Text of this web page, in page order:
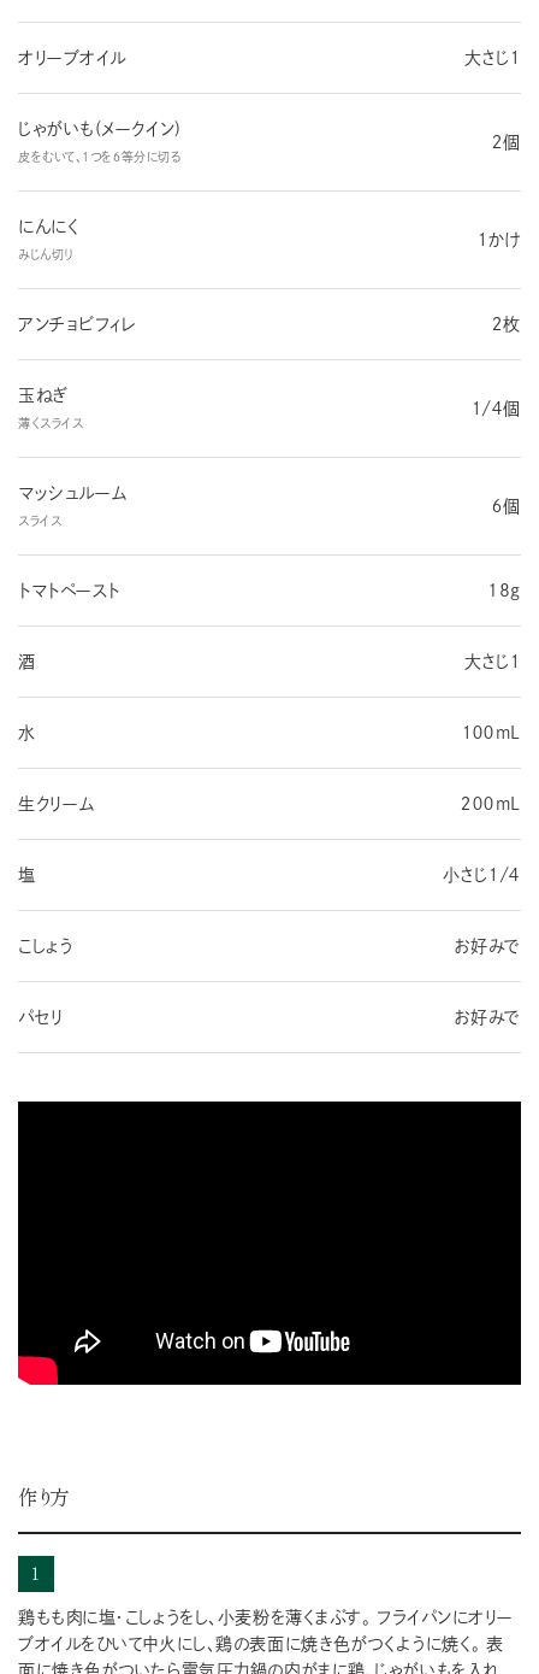
オリーブオイル 大さじ１
じゃがいも(メークイン)
皮をむいて、１つを６等分に切る
２個
にんにく
みじん切り
１かけ
アンチョビフィレ ２枚
玉ねぎ
薄くスライス
１/４個
マッシュルーム
スライス
６個
トマトペースト 18g
酒 大さじ１
水 １００mL
生クリーム ２００mL
塩 小さじ１/４
こしょう お好みで
パセリ お好みで
作り方
1
鶏もも肉に塩・こしょうをし、小麦粉を薄くまぶす。 フライパンにオリー
ブオイルをひいて中火にし、鶏の表面に焼き色がつくように焼く。 表
面に焼き色がついたら電気圧力鍋の内がまに鶏、じゃがいもを入れ